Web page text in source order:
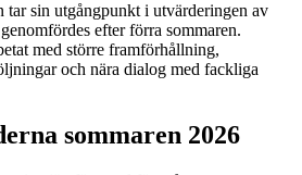
tar sin utgångpunkt i utvärderingen av
efter förra sommaren.
med större framförhållning,
och nära dialog med fackliga
sommaren 2026